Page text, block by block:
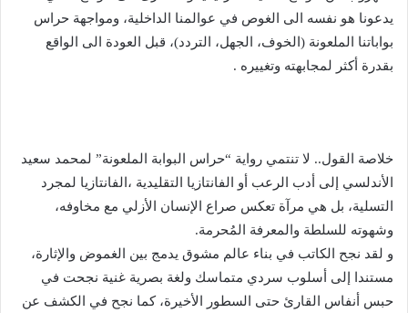
يدعونا هو نفسه الى الغوص في عوالمنا الداخلية، ومواجهة حراس
بواباتنا الملعونة (الخوف، الجهل، التردد)، قبل العودة الى الواقع
بقدرة أكثر لمجابهته وتغييره .
خلاصة القول.. لا تنتمي رواية “حراس البوابة الملعونة” لمحمد سعيد
الأندلسي إلى أدب الرعب أو الفانتازيا التقليدية ،الفانتازيا لمجرد
التسلية، بل هي مرآة تعكس صراع الإنسان الأزلي مع مخاوفه،
وشهوته للسلطة والمعرفة المُحرمة.
و لقد نجح الكاتب في بناء عالم مشوق يدمج بين الغموض والإثارة،
مستندا إلى أسلوب سردي متماسك ولغة بصرية غنية نجحت في
حبس أنفاس القارئ حتى السطور الأخيرة، كما نجح في الكشف عن